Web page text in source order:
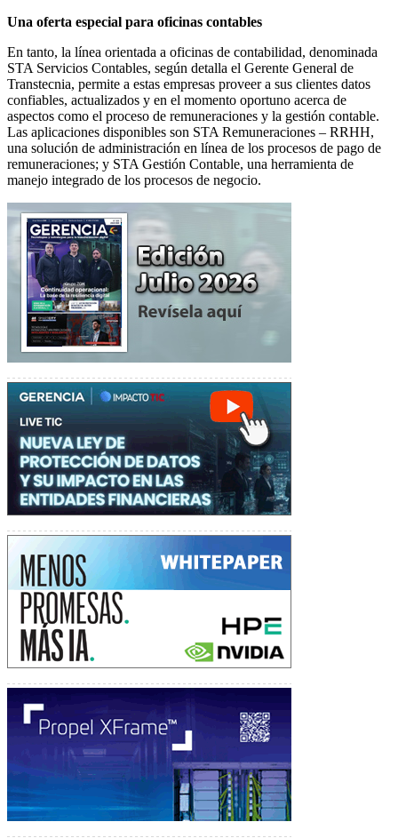
Una oferta especial para oficinas contables
En tanto, la línea orientada a oficinas de contabilidad, denominada
STA Servicios Contables, según detalla el Gerente General de
Transtecnia, permite a estas empresas proveer a sus clientes datos
confiables, actualizados y en el momento oportuno acerca de
aspectos como el proceso de remuneraciones y la gestión contable.
Las aplicaciones disponibles son STA Remuneraciones – RRHH,
una solución de administración en línea de los procesos de pago de
remuneraciones; y STA Gestión Contable, una herramienta de
manejo integrado de los procesos de negocio.